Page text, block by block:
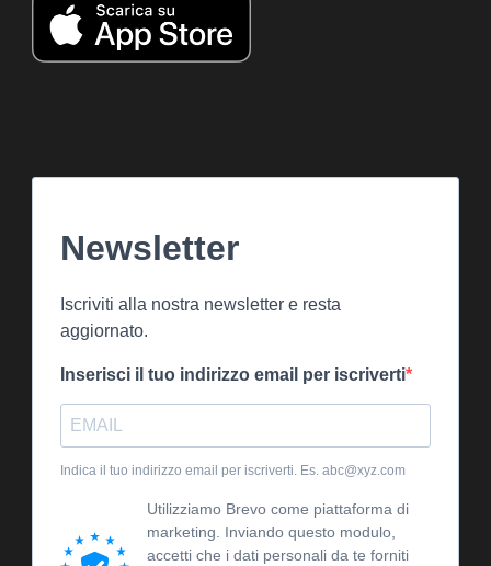
Newsletter
Iscriviti alla nostra newsletter e resta
aggiornato.
Inserisci il tuo indirizzo email per iscriverti
Indica il tuo indirizzo email per iscriverti. Es. abc@xyz.com
Utilizziamo Brevo come piattaforma di
marketing. Inviando questo modulo,
accetti che i dati personali da te forniti